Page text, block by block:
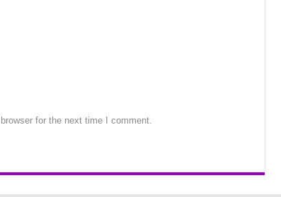
for the next time I comment.